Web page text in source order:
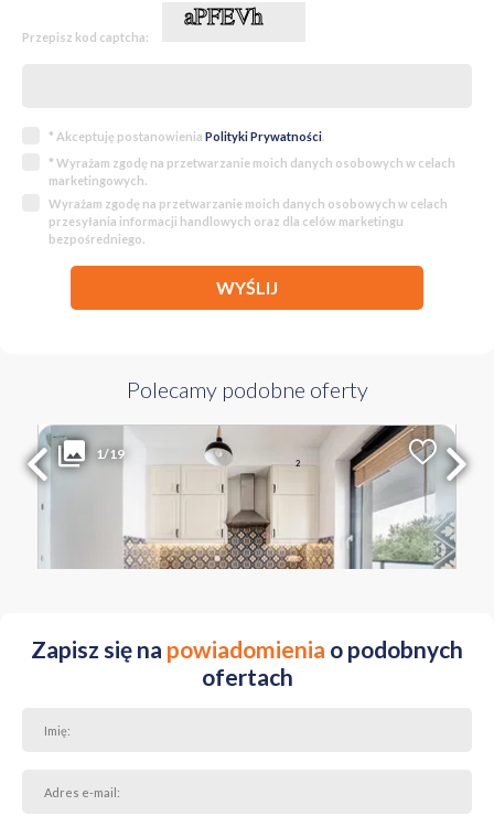
Przepisz kod captcha:
* Akceptuję postanowienia Polityki Prywatności.
* Wyrażam zgodę na przetwarzanie moich danych osobowych w celach
marketingowych.
Wyrażam zgodę na przetwarzanie moich danych osobowych w celach
przesyłania informacji handlowych oraz dla celów marketingu
bezpośredniego.
WYŚLIJ
Polecamy podobne oferty
1/19Liczba pokoi
45.40 m2
Cena za m2
93 PLN
MAZOWIECKIE Warszawa Wola ul. Jana Kazimierza
Zapisz się na powiadomienia o podobnych
ofertach